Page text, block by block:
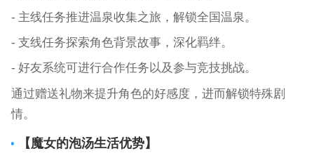
- 主线任务推进温泉收集之旅，解锁全国温泉。
- 支线任务探索角色背景故事，深化羁绊。
- 好友系统可进行合作任务以及参与竞技挑战。
通过赠送礼物来提升角色的好感度，进而解锁特殊剧
情。
【魔女的泡汤生活优势】